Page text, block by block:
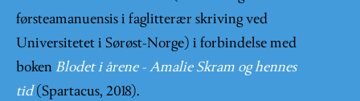
førsteamanuensis i faglitterær skriving ved
Universitetet i Sørøst-Norge) i forbindelse med
boken Blodet i årene - Amalie Skram og hennes
tid (Spartacus, 2018).